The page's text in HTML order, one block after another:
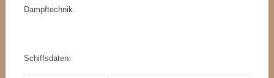
Dampftechnik.
Schiffsdaten: